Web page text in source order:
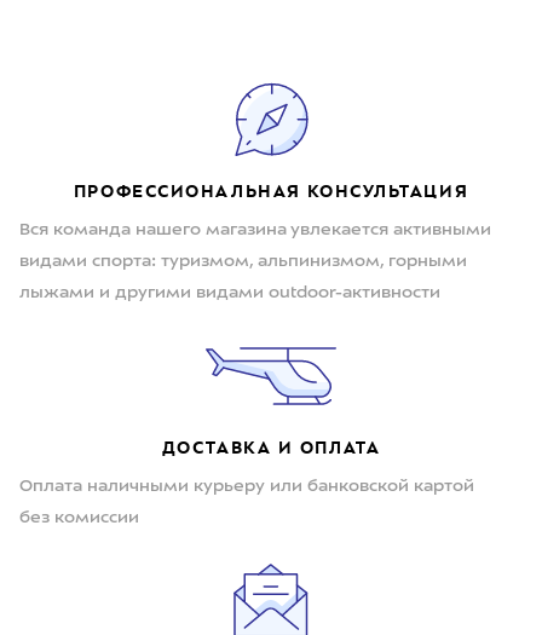
ПРОФЕССИОНАЛЬНАЯ КОНСУЛЬТАЦИЯ
Вся команда нашего магазина увлекается активными
видами спорта: туризмом, альпинизмом, горными
лыжами и другими видами outdoor-активности
ДОСТАВКА И ОПЛАТА
Оплата наличными курьеру или банковской картой
без комиссии